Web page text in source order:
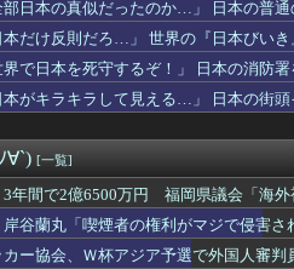
さん(38)、新作写真集でご自慢の尻と
飛行機で赤ちゃん2人が離陸前から泣
知り合ったばかりの28歳女にチ○コを
者の権利がマジで侵害されてる」と
うエチエチ投資家
好きish』 MV 800万 再生キタ━━(((ﾟ∀...
オンギャァ！」 日本「はいお前は借
は当たり前だった常識がこちら・・・
さん「自分の絵ごと、このジャンルは
キレるショートスリーパー・堀大輔氏
42敗1分 （巨人と1G差）←これ
日本の真似だったのか…」 日本の普
本だけ反則だろ…」 世界の『日本びい
で日本を死守するぞ！」 日本の消防
本がキラキラして見える…」 日本の街
∀`) [一覧]
3年間で2億6500万円 福岡県議会「海
谷蘭丸「喫煙者の権利がマジで侵害
カー協会、Ｗ杯アジア予選で外国人審